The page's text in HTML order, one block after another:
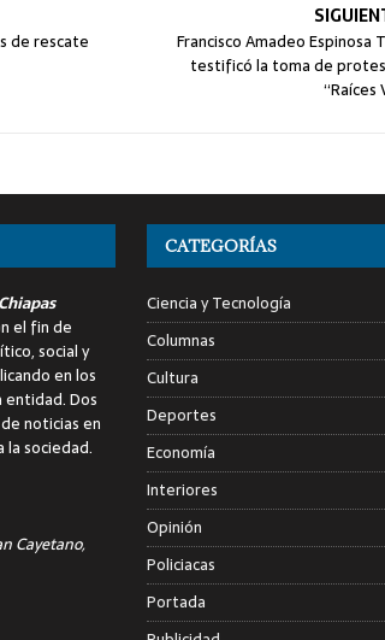
de rescate
Francisco Amadeo Espinosa
testificó la toma de
“Raíces
el fin de
social y
en los
entidad. Dos
noticias en
sociedad.
Cayetano,
CATEGORÍAS
Ciencia y Tecnología
Columnas
Cultura
Deportes
Economía
Interiores
Opinión
Policiacas
Portada